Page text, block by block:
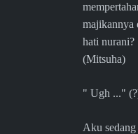
majikannya
hati nurani?
(Mitsuha)
" Ugh ..."
Aku